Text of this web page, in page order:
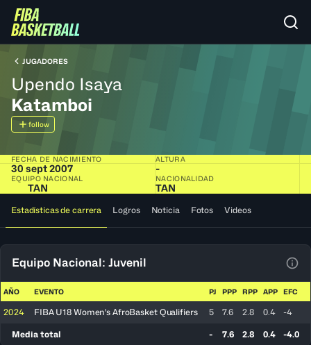
JUGADORES
Upendo Isaya
Katamboi
follow
FECHA DE NACIMIENTO
30 sept 2007
ALTURA
-
EQUIPO NACIONAL
TAN
NACIONALIDAD
TAN
Estadísticas de carrera Logros Noticia Fotos Videos
Equipo Nacional: Juvenil
AÑO EVENTO PJ PPP RPP APP EFC
2024 FIBA U18 Women's AfroBasket Qualifiers 5 7.6 2.8 0.4 -4
Media total - 7.6 2.8 0.4 -4.0